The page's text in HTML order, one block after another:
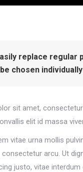
replace
chosen
sit amet,
elit id massa
vitae urna mollis
arcu. Ut
justo, vitae